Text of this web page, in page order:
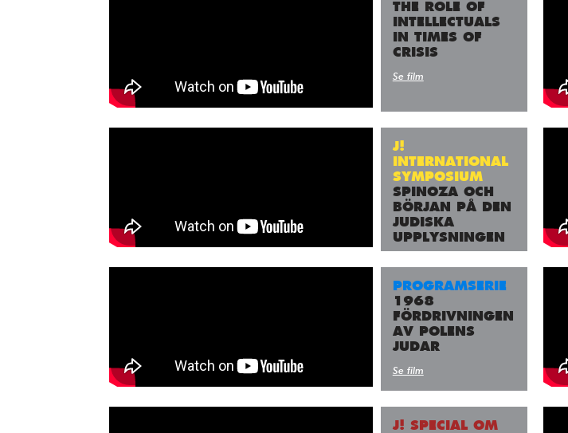
THE ROLE OF
INTELLECTUALS
IN TIMES OF
CRISIS
Se film
J!
INTERNATIONAL
SYMPOSIUM
SPINOZA OCH
BÖRJAN PÅ DEN
JUDISKA
UPPLYSNINGEN
PROGRAMSERIE
1968
FÖRDRIVNINGEN
AV POLENS
JUDAR
Se film
J! SPECIAL OM